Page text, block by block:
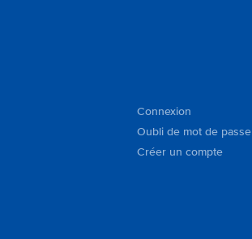
Connexion
Oubli de mot de passe
Créer un compte